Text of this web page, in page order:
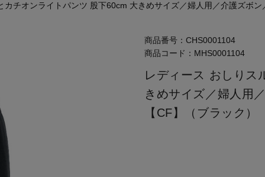
カチオンライトパンツ 股下60cm 大きめサイズ／婦人用／介護ズボ
商品番号： CHS0001104
商品コード： MHS0001104
レディース おしりス
きめサイズ／婦人用
【CF】（ブラック）